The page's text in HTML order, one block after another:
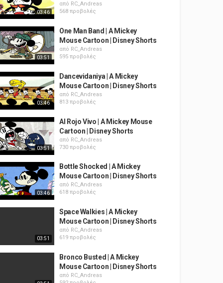
03:46
από RC_Andreas
568 προβολές
03:51
One Man Band | A Mickey
Mouse Cartoon | Disney Shorts
από RC_Andreas
595 προβολές
03:46
Dancevidaniya | A Mickey
Mouse Cartoon | Disney Shorts
από RC_Andreas
813 προβολές
03:51
Al Rojo Vivo | A Mickey Mouse
Cartoon | Disney Shorts
από RC_Andreas
730 προβολές
03:46
Bottle Shocked | A Mickey
Mouse Cartoon | Disney Shorts
από RC_Andreas
618 προβολές
03:51
Space Walkies | A Mickey
Mouse Cartoon | Disney Shorts
από RC_Andreas
619 προβολές
Bronco Busted | A Mickey
Mouse Cartoon | Disney Shorts
από RC_Andreas